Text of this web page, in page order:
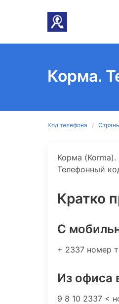
Корма.
Код телефона
Корма (Korma).
Телефонный
Кратко
C
+ 2337 номер
Из офиса
9 8 10 2337 <